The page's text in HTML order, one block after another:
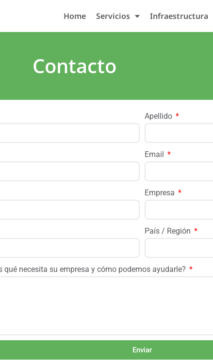
Home Servicios Infraestructura
Contacto
Apellido
Email
Empresa
País / Región
qué necesita su empresa y cómo podemos ayudarle?
Enviar